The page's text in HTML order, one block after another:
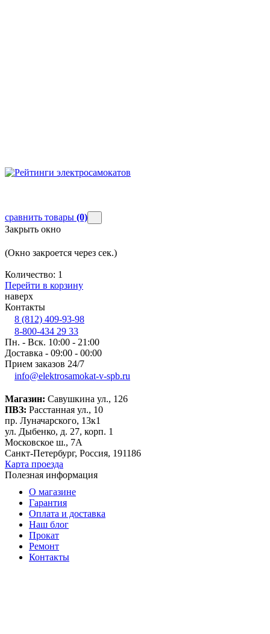
сравнить товары (0)
Закрыть окно
(Окно закроется через сек.)
Количество: 1
Перейти в корзину
наверх
Контакты
8 (812) 409-93-98
8-800-434 29 33
Пн. - Вск. 10:00 - 21:00
Доставка - 09:00 - 00:00
Прием заказов 24/7
info@elektrosamokat-v-spb.ru
Магазин: Савушкина ул., 126
ПВЗ: Расстанная ул., 10
пр. Луначарского, 13к1
ул. Дыбенко, д. 27, корп. 1
Московское ш., 7А
Санкт-Петербург, Россия, 191186
Карта проезда
Полезная информация
О магазине
Гарантия
Оплата и доставка
Наш блог
Прокат
Ремонт
Контакты